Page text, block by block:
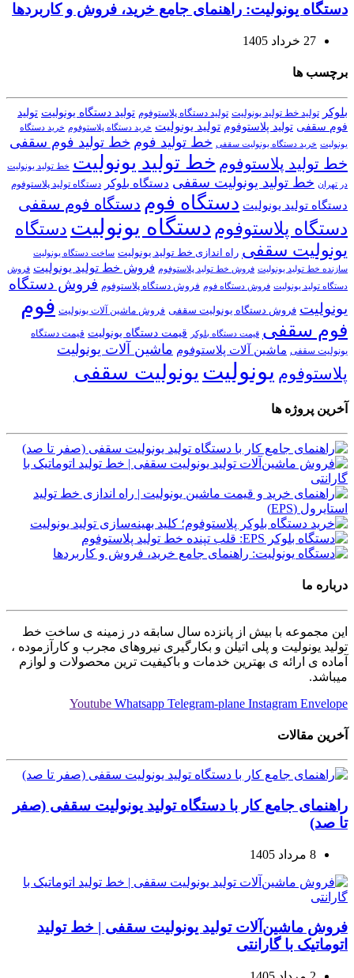
دستگاه یونولیت: راهنمای جامع خرید، فروش و کاربردها
27 خرداد 1405
برچسب ها
بلوکر تولید خط تولید یونولیت تولید دستگاه پلاستوفوم تولید دستگاه یونولیت تولید
فوم سقفی تولید پلاستوفوم تولید یونولیت خرید دستگاه پلاستوفوم خرید دستگاه
یونولیت خرید دستگاه یونولیت سقفی خط تولید فوم خط تولید فوم سقفی
خط تولید پلاستوفوم خط تولید یونولیت خط تولید یونولیت
در تهران خط تولید یونولیت سقفی دستگاه بلوکر دستگاه تولید پلاستوفوم
دستگاه تولید یونولیت دستگاه فوم دستگاه فوم سقفی
دستگاه پلاستوفوم دستگاه یونولیت دستگاه
یونولیت سقفی راه اندازی خط تولید یونولیت ساخت دستگاه یونولیت
سازنده خط تولید یونولیت فروش خط تولید پلاستوفوم فروش خط تولید یونولیت فروش
دستگاه تولید یونولیت فروش دستگاه فوم فروش دستگاه پلاستوفوم فروش دستگاه
یونولیت فروش دستگاه یونولیت سقفی فروش ماشین آلات یونولیت فوم
فوم سقفی قیمت دستگاه بلوکر قیمت دستگاه یونولیت قیمت دستگاه
یونولیت سقفی ماشین آلات پلاستوفوم ماشین آلات یونولیت
پلاستوفوم یونولیت یونولیت سقفی
آخرین پروژه ها
درباره ما
این مجموعه با بیش از پانزده سال سابقه در زمینه ی ساخت خط
تولید یونولیت و پلی اتیلن و بکارگیری نیروهای مجرب و کارآزموده ،
آماده ی ارائه ی بهترین خدمات و باکیفیت ترین محصولات و لوازم
میباشد.
Youtube Whatsapp Telegram-plane Instagram Envelope
آخرین مقالات
راهنمای جامع کار با دستگاه تولید یونولیت سقفی (صفر
تا صد)
8 مرداد 1405
فروش ماشین‌آلات تولید یونولیت سقفی | خط تولید
اتوماتیک با گارانتی